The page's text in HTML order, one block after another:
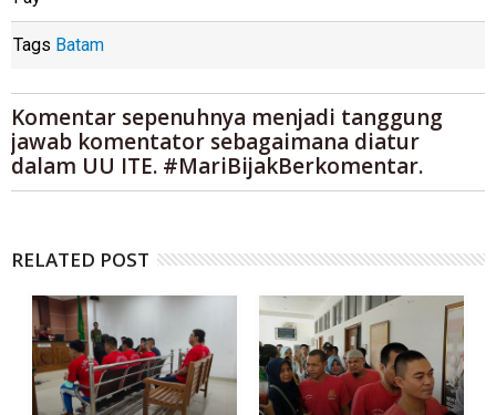
Tags Batam
Komentar sepenuhnya menjadi tanggung
jawab komentator sebagaimana diatur
dalam UU ITE. #MariBijakBerkomentar.
RELATED POST